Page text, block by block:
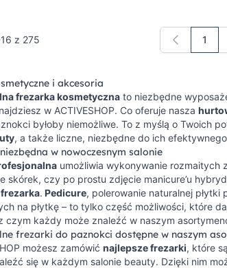
16 z 275 1
i akcesoria
frezarka kosmetyczna to niezbędne
w ACTIVESHOP. Co oferuje nasza
byłoby niemożliwe. To z myślą o Twoich
, a także liczne, niezbędne do ich
w nowoczesnym salonie
umożliwia wykonywanie rozmaitych
skórek, czy po prostu zdjęcie manicure’u
frezarka. Pedicure, polerowanie naturalnej
na płytkę – to tylko część możliwości, które
czym każdy może znaleźć w naszym
frezarki do paznokci dostępne w naszym
możesz zamówić najlepsze frezarki, które
się w każdym salonie beauty. Dzięki nim